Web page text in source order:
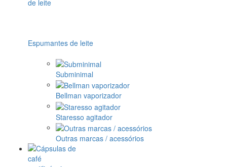
Espumantes de leite
Subminimal
Bellman vaporizador
Staresso agitador
Outras marcas / acessórios